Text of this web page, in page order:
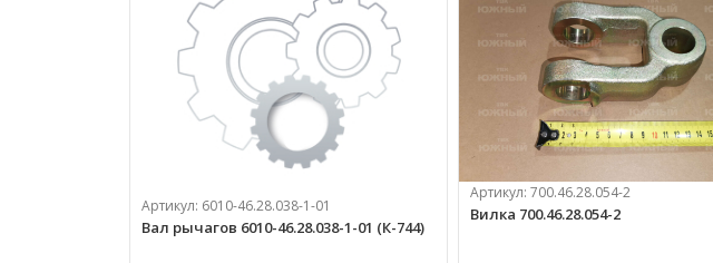
Артикул: 6010-46.28.038-1-01
Вал рычагов 6010-46.28.038-1-01 (К-744)
Артикул: 700.46.28.054-2
Вилка 700.46.28.054-2